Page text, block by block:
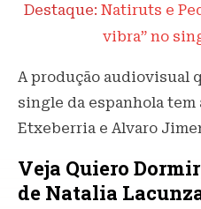
Destaque: Natiruts e
vibra” no
A produção audiovisual
single da espanhola
Etxeberria e Alvaro
Veja Quiero
de Natalia